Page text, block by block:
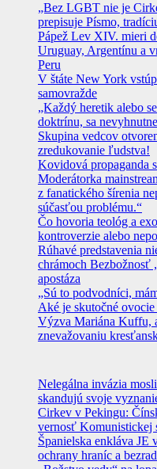
„Bez LGBT nie je
prepisuje Písmo,
Pápež Lev XIV. mieri
Uruguay, Argentínu a
Peru
V štáte New York
samovražde
„Každý heretik alebo
doktrínu, sa
Skupina vedcov
zredukovanie ľudstva!
Kovidová propaganda
Moderátorka
z fanatického šírenia
súčasťou problému.“
Čo hovoria teológ a
kontroverzie alebo
Rúhavé predstavenia
chrámoch Bezbožnosť
apostáza
„Sú to podvodníci,
Aké je skutočné
Výzva Mariána Kuffu,
znevažovaniu
Nelegálna invázia
skandujú svoje
Cirkev v Pekingu:
vernosť Komunistickej
Španielska enkláva JE
ochrany hraníc a